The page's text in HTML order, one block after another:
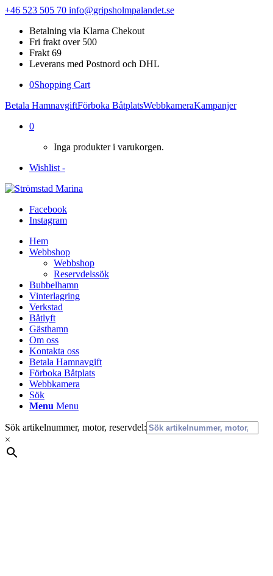
+46 523 505 70 info@gripsholmpalandet.se
Betalning via Klarna Chekout
Fri frakt over 500
Frakt 69
Leverans med Postnord och DHL
0Shopping Cart
Betala HamnavgiftFörboka BåtplatsWebbkameraKampanjer
0
Inga produkter i varukorgen.
Wishlist -
Facebook
Instagram
Hem
Webbshop
Webbshop
Reservdelssök
Bubbelhamn
Vinterlagring
Verkstad
Båtlyft
Gästhamn
Om oss
Kontakta oss
Betala Hamnavgift
Förboka Båtplats
Webbkamera
Sök
Menu Menu
Sök artikelnummer, motor, reservdel:
×